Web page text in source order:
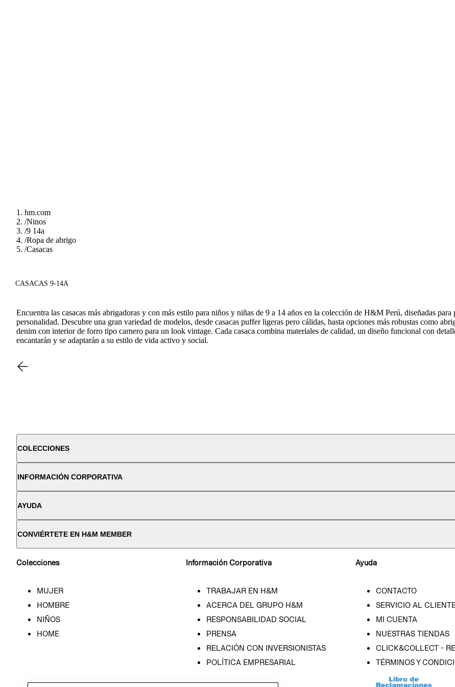
hm.com
/Ninos
/9 14a
/Ropa de abrigo
/Casacas
CASACAS 9-14A
Encuentra las casacas más abrigadoras y con más estilo para niños y niñas de 9 a 14 años en la colección de H&M Perú, diseñadas
personalidad. Descubre una gran variedad de modelos, desde casacas puffer ligeras pero cálidas, hasta opciones más robustas como
denim con interior de forro tipo carnero para un look vintage. Cada casaca combina materiales de calidad, un diseño funcional con
encantarán y se adaptarán a su estilo de vida activo y social.
COLECCIONES
INFORMACIÓN CORPORATIVA
AYUDA
CONVIÉRTETE EN H&M MEMBER
Colecciones
MUJER
HOMBRE
NIÑOS
HOME
Información Corporativa
TRABAJAR EN H&M
ACERCA DEL GRUPO H&M
RESPONSABILIDAD SOCIAL
PRENSA
RELACIÓN CON INVERSIONISTAS
POLÍTICA EMPRESARIAL
Ayuda
CONTACTO
SERVICIO AL
MI CUENTA
NUESTRAS TIENDAS
CLICK&COLLECT -
TÉRMINOS Y